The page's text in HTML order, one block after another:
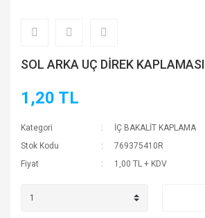
SOL ARKA UÇ DİREK KAPLAMASI
1,20 TL
Kategori
İÇ BAKALİT KAPLAMA
Stok Kodu
769375410R
Fiyat
1,00 TL + KDV